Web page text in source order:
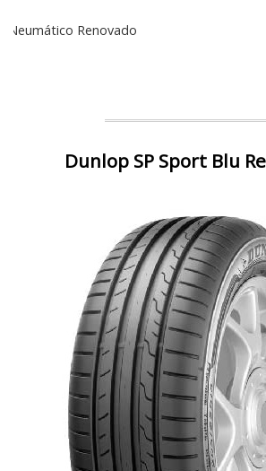
Neumático Renovado
Dunlop SP Sport Blu